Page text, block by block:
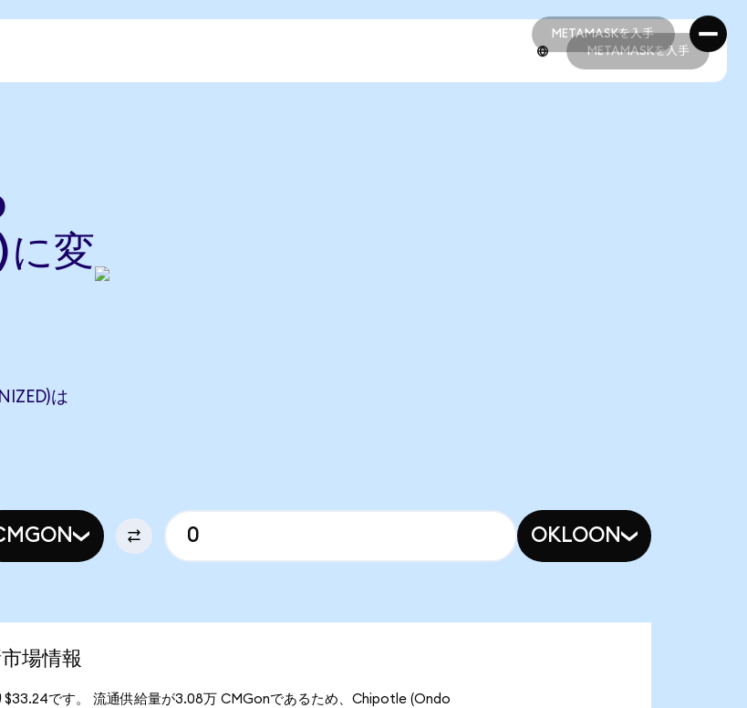
METAMASKを入手
METAMASKを入手
METAMASKを入手
変
は
OKLOON
場情報
です。 流通供給量が3.08万 CMGonであるため、Chipotle (Ondo